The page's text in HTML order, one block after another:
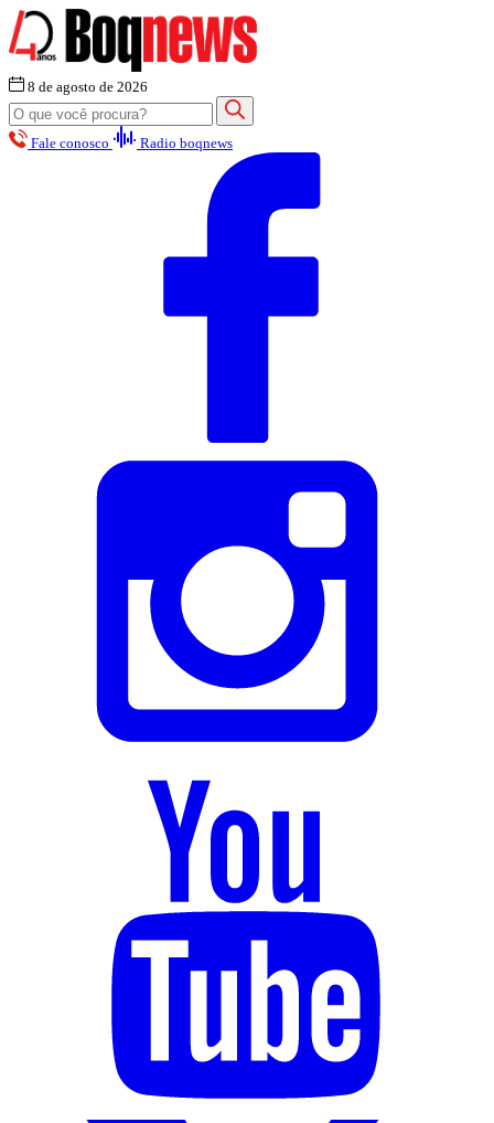
8 de agosto de 2026
Fale conosco Radio boqnews